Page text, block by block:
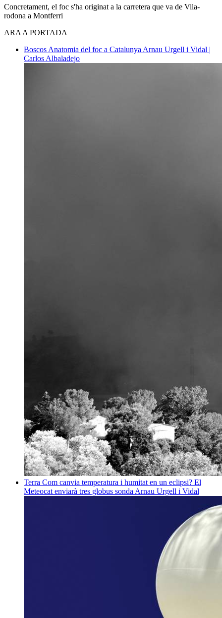
Concretament, el foc s'ha originat a la carretera que va de Vila-
rodona a Montferri
ARA A PORTADA
Boscos Anatomia del foc a Catalunya Arnau Urgell i Vidal |
Carlos Albaladejo
Terra Com canvia temperatura i humitat en un eclipsi? El
Meteocat enviarà tres globus sonda Arnau Urgell i Vidal